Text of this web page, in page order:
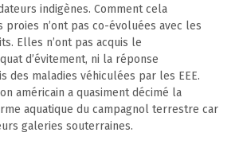
indigènes. Comment cela
proies n’ont pas co-évoluées avec les
Elles n’ont pas acquis le
d’évitement, ni la réponse
des maladies véhiculées par les EEE.
américain a quasiment décimé la
aquatique du campagnol terrestre car
galeries souterraines.